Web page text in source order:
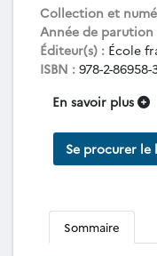
Collection et
Année de parution
Éditeur(s) : École
ISBN : 978-2-86958-
En savoir plus
Se procurer le
Sommaire